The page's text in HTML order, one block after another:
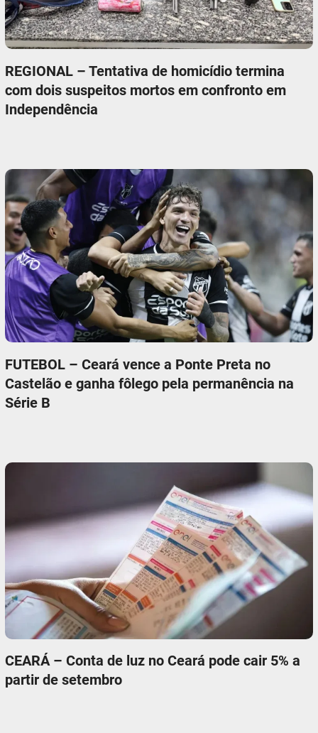
REGIONAL – Tentativa de homicídio termina
com dois suspeitos mortos em confronto em
Independência
FUTEBOL – Ceará vence a Ponte Preta no
Castelão e ganha fôlego pela permanência na
Série B
CEARÁ – Conta de luz no Ceará pode cair 5% a
partir de setembro